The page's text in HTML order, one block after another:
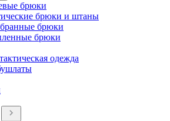
брюки
брюки и штаны
брюки
брюки
одежда